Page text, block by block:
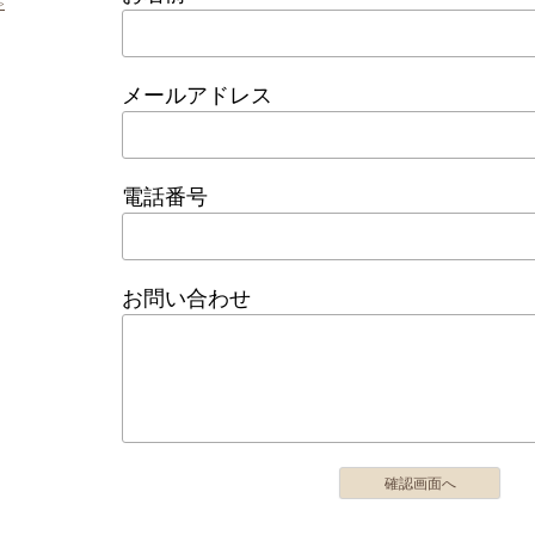
メールアドレス
電話番号
お問い合わせ